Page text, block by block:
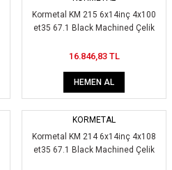
Kormetal KM 215 6x14inç 4x100
et35 67.1 Black Machined Çelik
16.846,83 TL
HEMEN AL
KORMETAL
Kormetal KM 214 6x14inç 4x108
et35 67.1 Black Machined Çelik